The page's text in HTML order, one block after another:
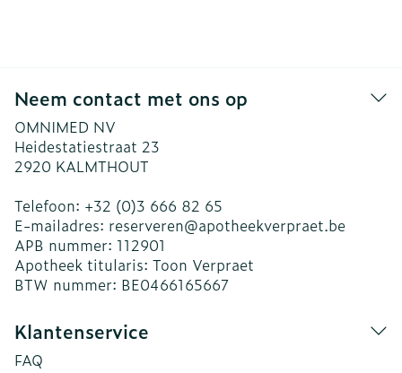
Neem contact met ons op
OMNIMED NV
Heidestatiestraat 23
2920 KALMTHOUT
Telefoon: +32 (0)3 666 82 65
E-mailadres: reserveren@apotheekverpraet.be
APB nummer: 112901
Apotheek titularis: Toon Verpraet
BTW nummer: BE0466165667
Klantenservice
FAQ